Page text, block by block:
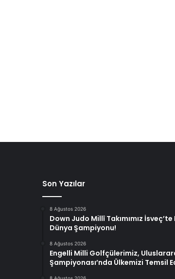
Son Yazılar
8 Ağustos 2026
Down Judo Millî Takımımız
Dünya Şampiyonu!
8 Ağustos 2026
Engelli Milli Golfçülerimiz,
Şampiyonası’nda Ülkemizi Temsil